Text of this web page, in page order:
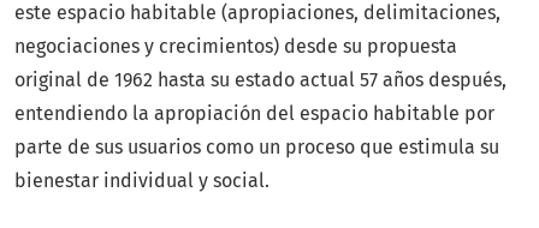
este espacio habitable (apropiaciones, delimitaciones,
negociaciones y crecimientos) desde su propuesta
original de 1962 hasta su estado actual 57 años después,
entendiendo la apropiación del espacio habitable por
parte de sus usuarios como un proceso que estimula su
bienestar individual y social.